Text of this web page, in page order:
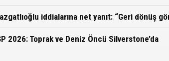
iddialarına net yanıt: “Geri dönüş
2026: Toprak ve Deniz Öncü Silverstone’da